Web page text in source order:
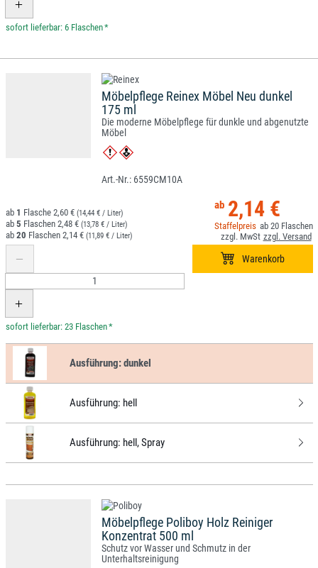
*
Möbelpflege Reinex Möbel Neu dunkel
175 ml
Die moderne Möbelpflege für dunkle und abgenutzte
Möbel
6559CM10A
2,14 €
20
1 2,60 € (14,44 € / Liter)
5 2,48 € (13,78 € / Liter)
20 2,14 € (11,89 € / Liter)
*
Ausführung:dunkel
Ausführung: hell
Ausführung: hell, Spray
Möbelpflege Poliboy Holz Reiniger
Konzentrat 500 ml
Schutz vor Wasser und Schmutz in der
Unterhaltsreinigung